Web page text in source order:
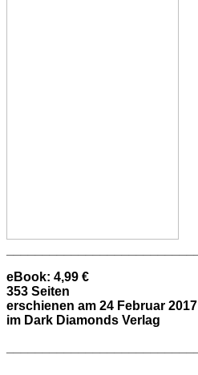
eBook: 4,99 €
353 Seiten
erschienen am 24 Februar 2017
im Dark Diamonds Verlag